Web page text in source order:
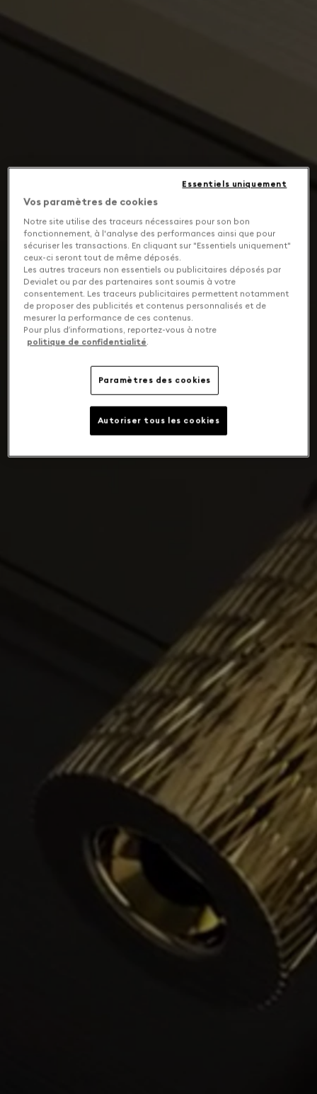
Vos paramètres de cookies
Notre site utilise des traceurs nécessaires pour son bon
fonctionnement, à l'analyse des performances ainsi que pour
sécuriser les transactions. En cliquant sur "Essentiels uniquement"
ceux-ci seront tout de même déposés.
Les autres traceurs non essentiels ou publicitaires déposés par
Devialet ou par des partenaires sont soumis à votre
consentement. Les traceurs publicitaires permettent notamment
de proposer des publicités et contenus personnalisés et de
mesurer la performance de ces contenus.
Pour plus d’informations, reportez-vous à notre
politique de confidentialité.
Paramètres des cookies
Essentiels uniquement
Autoriser tous les cookies